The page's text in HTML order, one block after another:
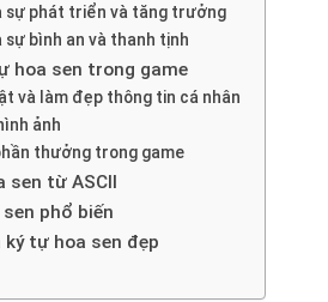
sự phát triển và tăng trưởng
bình an và thanh tịnh
hoa sen trong game
và làm đẹp thông tin cá nhân
ảnh
thưởng trong game
sen từ ASCII
phổ biến
tự hoa sen đẹp